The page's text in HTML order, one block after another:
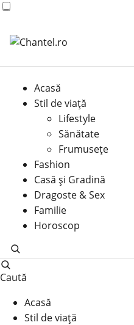
Acasă
Stil de viață
Lifestyle
Sănătate
Frumusețe
Fashion
Casă şi Gradină
Dragoste & Sex
Familie
Horoscop
Caută
Acasă
Stil de viață